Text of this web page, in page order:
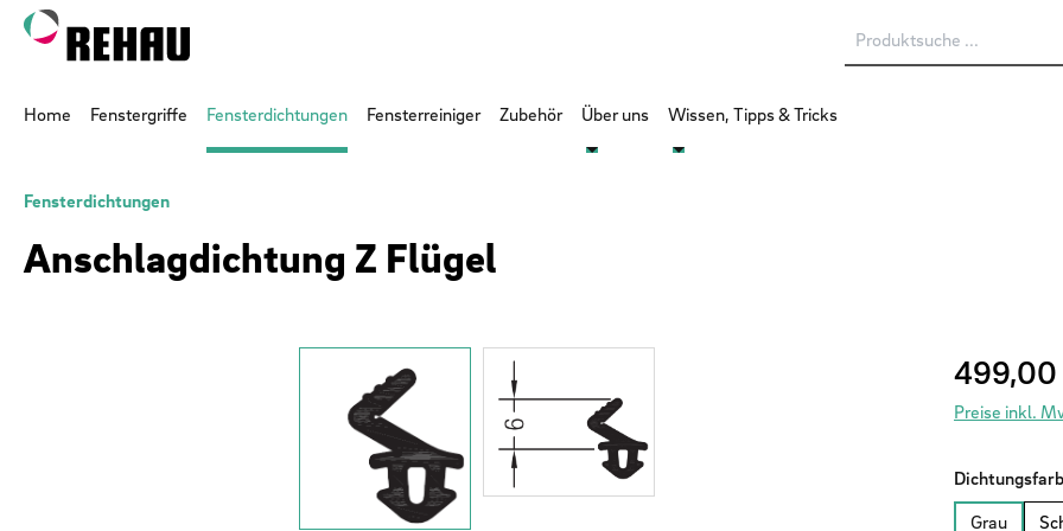
Hauptinhalt springen
Zur Suche springen
Zur Hauptnavigation springen
Home Fenstergriffe Fensterdichtungen Fensterreiniger Zubehör Über uns Wissen, Tipps & Tricks
Fensterdichtungen
Anschlagdichtung Z Flügel
Regulärer
499,00
Preise inkl.
Grau